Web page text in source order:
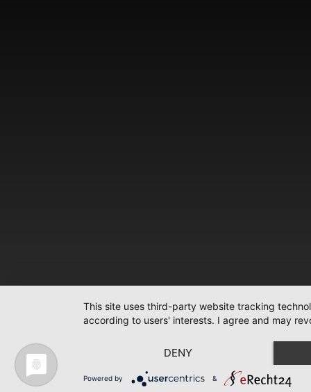
This site uses third-party website tracking
according to users' interests. I agree and may
DENY
Powered by &